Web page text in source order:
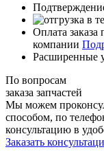
Оплата заказа
компании
Расширенные
По вопросам
заказа запчастей
Мы можем
способом, по
консультацию в
Заказать